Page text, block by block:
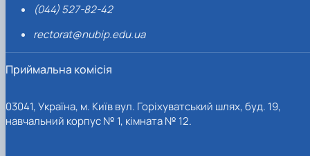
(044) 527-82-42
rectorat@nubip.edu.ua
Приймальна комісія
03041, Україна, м. Київ вул. Горіхуватський шлях, буд. 19,
навчальний корпус № 1, кімната № 12.